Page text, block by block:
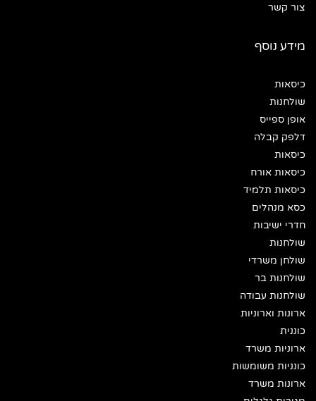
צור קשר
מידע נוסף
כיסאות
שולחנות
אופן ספייס
דלפק קבלה
כיסאות
כיסאות אורח
כיסאות תלמיד
כסא מנהלים
חדרי ישיבות
שולחנות
שולחן משרדי
שולחנות בר
שולחנות עבודה
ארונות וארוניות
כוננית
ארוניות משרד
כונניות משומשות
ארונות משרד